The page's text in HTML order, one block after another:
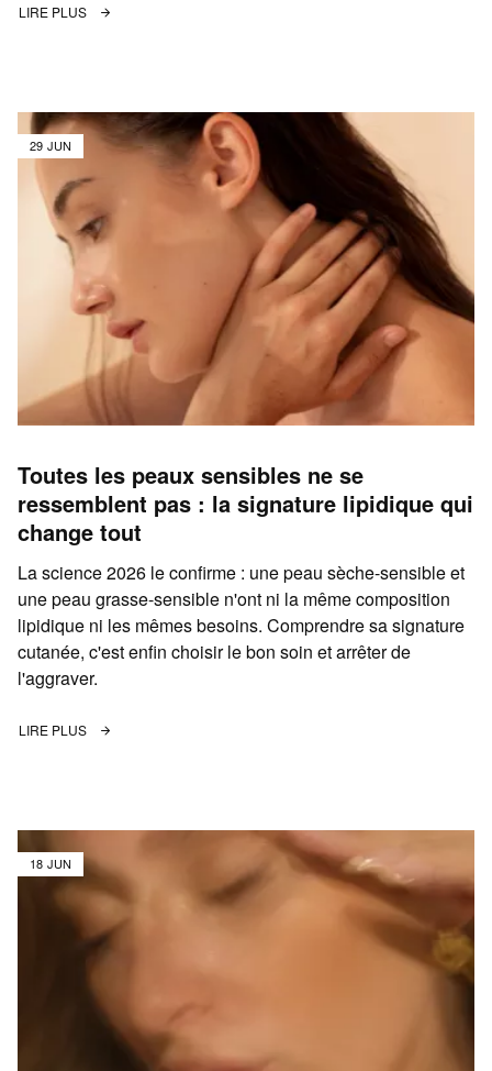
LIRE PLUS
29 JUN
Toutes les peaux sensibles ne se
ressemblent pas : la signature lipidique qui
change tout
La science 2026 le confirme : une peau sèche-sensible et
une peau grasse-sensible n'ont ni la même composition
lipidique ni les mêmes besoins. Comprendre sa signature
cutanée, c'est enfin choisir le bon soin et arrêter de
l'aggraver.
LIRE PLUS
18 JUN